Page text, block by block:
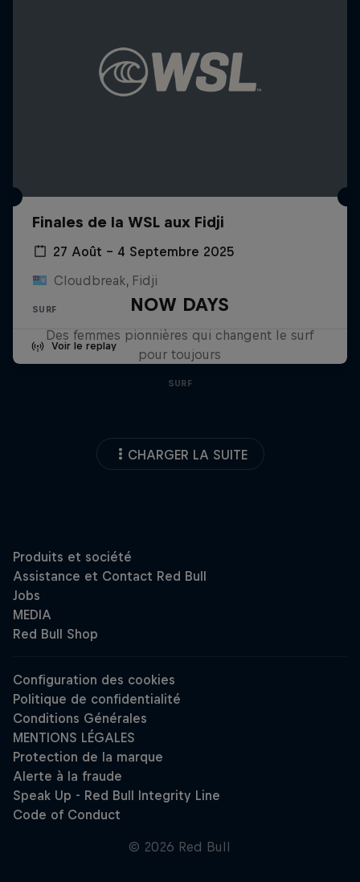
Finales de la WSL aux Fidji
27 Août – 4 Septembre 2025
Cloudbreak, Fidji
SURF
Voir le replay
NOW DAYS
Des femmes pionnières qui changent le surf
pour toujours
SURF
CHARGER LA SUITE